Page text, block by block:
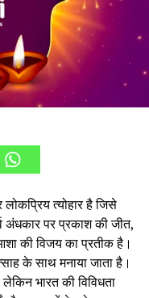
खुशियाँ और सफलता
जाए और सभी अंधकार दूर
प्रेम की मिठास बनी
त्योहार है जिसे
अंधकार पर प्रकाश की जीत,
की विजय का प्रतीक है।
के साथ मनाया जाता है।
लेकिन भारत की विविधता